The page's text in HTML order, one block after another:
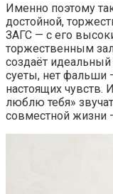
Именно поэтому
достойной,
ЗАГС — с его
торжественным
создаёт идеальный
суеты, нет фальши
настоящих чувств.
люблю тебя»
совместной жизни